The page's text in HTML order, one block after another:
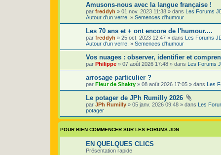
Amusons-nous avec la langue française !
par freddyh » 01 nov. 2023 11:38 » dans Les Forums
Autour d'un verre. » Semences d'humour
Les 70 ans et + ont encore de l'humour....
par freddyh » 25 oct. 2023 12:47 » dans Les Forums
Autour d'un verre. » Semences d'humour
Vos nuages : observer, identifier et
par Philippe » 07 août 2026 17:48 » dans Les Forums
arrosage particulier ?
par Fleur de Shakty » 08 août 2026 17:05 » dans Les
Le potager de JPh Rumilly 2026
par JPh Rumilly » 05 janv. 2026 09:48 » dans Les
potager
POUR BIEN COMMENCER SUR LES FORUMS JDN
EN QUELQUES CLICS
Présentation rapide